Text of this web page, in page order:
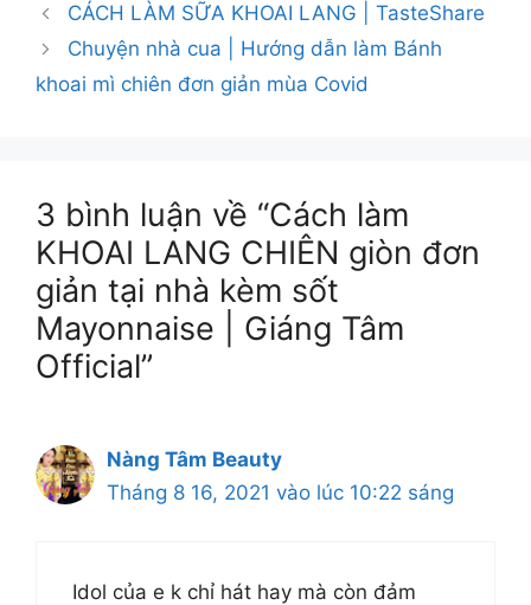
CÁCH LÀM SỮA KHOAI LANG | TasteShare
Chuyện nhà cua | Hướng dẫn làm Bánh
khoai mì chiên đơn giản mùa Covid
3 bình luận về “Cách làm
KHOAI LANG CHIÊN giòn đơn
giản tại nhà kèm sốt
Mayonnaise | Giáng Tâm
Official”
Nàng Tâm Beauty
Tháng 8 16, 2021 vào lúc 10:22 sáng
Idol của e k chỉ hát hay mà còn đảm